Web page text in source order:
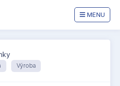
MENU
Výroba